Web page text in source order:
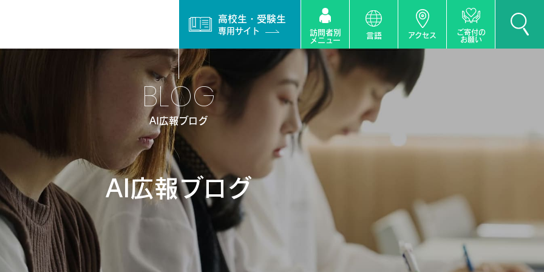
高校生・受験生
専用サイト
訪問者別
メニュー
言語 アクセス
ご寄付の
お願い
BLOG
AI広報ブログ
AI広報ブログ